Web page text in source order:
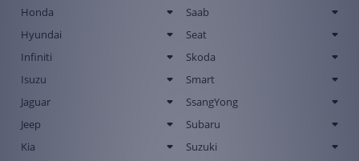
Honda
Hyundai
Infiniti
Isuzu
Jaguar
Jeep
Kia
Saab
Seat
Skoda
Smart
SsangYong
Subaru
Suzuki